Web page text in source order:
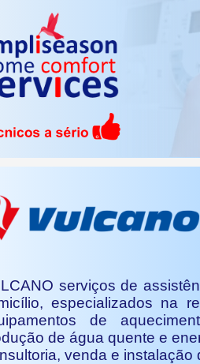
serviços de
especializados na
de
de água quente e
venda e instalação